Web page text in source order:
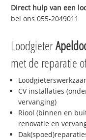
Direct hulp van een
bel ons 055-2049011
Loodgieter
met de reparatie
CV installaties
vervanging)
Riool (binnen en
renovatie en